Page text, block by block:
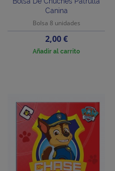
Canina
Bolsa 8 unidades
Precio
2,00 €
Añadir al carrito